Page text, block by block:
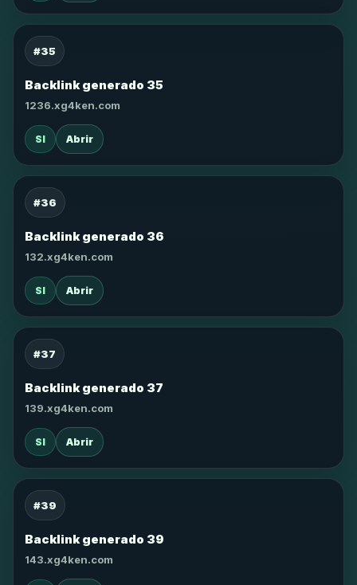
#35
Backlink generado 35
1236.xg4ken.com
SI Abrir
#36
Backlink generado 36
132.xg4ken.com
SI Abrir
#37
Backlink generado 37
139.xg4ken.com
SI Abrir
#39
Backlink generado 39
143.xg4ken.com